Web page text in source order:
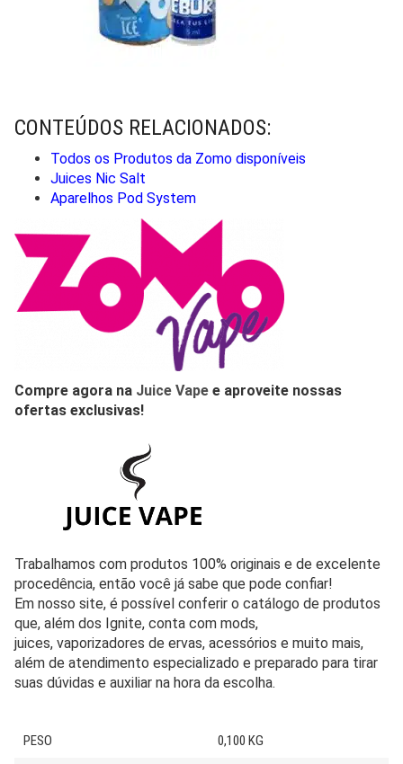
CONTEÚDOS RELACIONADOS:
Todos os Produtos da Zomo disponíveis
Juices Nic Salt
Aparelhos Pod System
Compre agora na Juice Vape e aproveite nossas
ofertas exclusivas!
Trabalhamos com produtos 100% originais e de excelente
procedência, então você já sabe que pode confiar!
Em nosso site, é possível conferir o catálogo de produtos
que, além dos Ignite, conta com mods,
juices, vaporizadores de ervas, acessórios e muito mais,
além de atendimento especializado e preparado para tirar
suas dúvidas e auxiliar na hora da escolha.
PESO 0,100 KG